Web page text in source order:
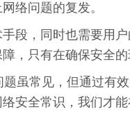
络问题的复发。
段，同时也需要用
，只有在确保安全
虽常见，但通过有
安全常识，我们才